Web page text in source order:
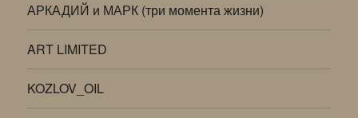
АРКАДИЙ и МАРК (три момента жизни)
ART LIMITED
KOZLOV_OIL